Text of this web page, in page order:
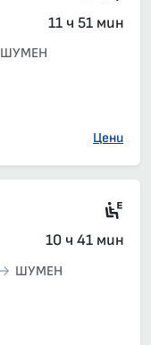
11 ч 51 мин
ШУМЕН
Цени
10 ч 41 мин
ШУМЕН